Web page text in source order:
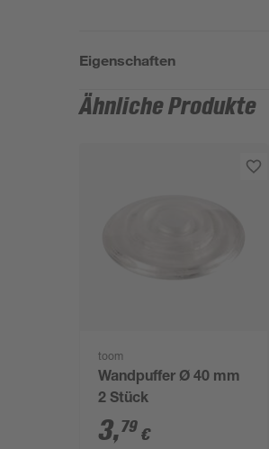
Eigenschaften
Ähnliche Produkte
toom
Wandpuffer Ø 40 mm
2 Stück
3,79 €